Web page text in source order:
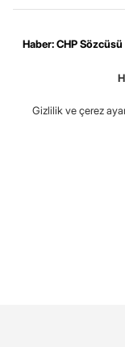
Haber: CHP
Gizlilik ve çerez